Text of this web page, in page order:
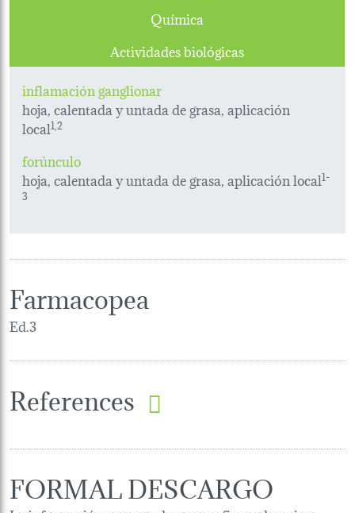
Química
Actividades biológicas
inflamación ganglionar
hoja, calentada y untada de grasa, aplicación
local1,2
forúnculo
hoja, calentada y untada de grasa, aplicación local1-
3
Farmacopea
Ed.3
References
FORMAL DESCARGO